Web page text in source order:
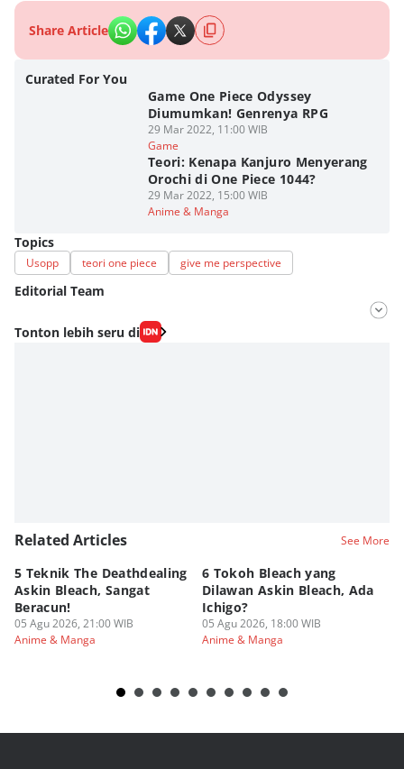
Share Article
Curated For You
Game One Piece Odyssey
Diumumkan! Genrenya RPG
29 Mar 2022, 11:00 WIB
Game
Teori: Kenapa Kanjuro Menyerang
Orochi di One Piece 1044?
29 Mar 2022, 15:00 WIB
Anime & Manga
Topics
Usopp teori one piece give me perspective
Editorial Team
Editor
Fahrul Razi Uni Nurullah
Tonton lebih seru di
Related Articles See More
5 Teknik The Deathdealing
Askin Bleach, Sangat
Beracun!
05 Agu 2026, 21:00 WIB
Anime & Manga
6 Tokoh Bleach yang
Dilawan Askin Bleach, Ada
Ichigo?
05 Agu 2026, 18:00 WIB
Anime & Manga